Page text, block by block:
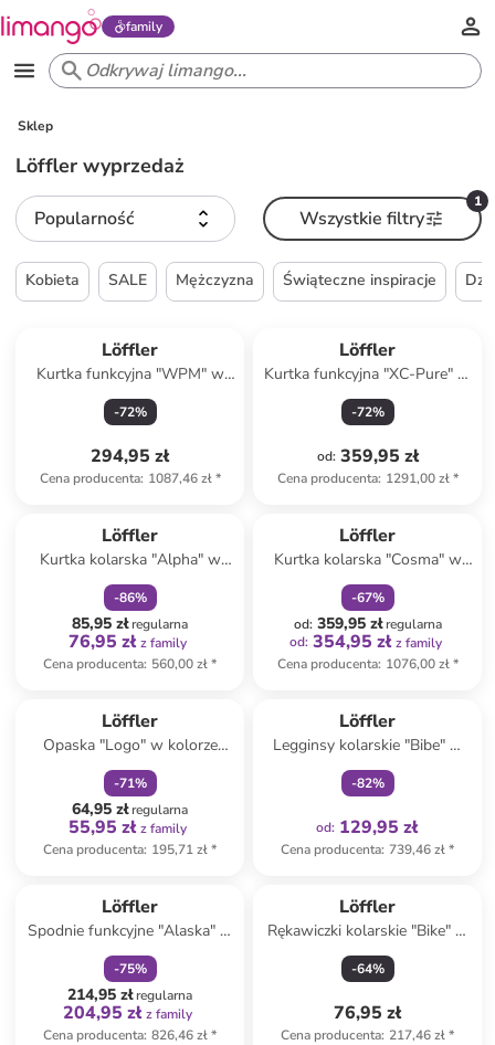
family
Sklep
Löffler wyprzedaż
Popularność
1
Wszystkie filtry
Kobieta SALE Mężczyzna Świąteczne inspiracje
Löffler
Kurtka funkcyjna "WPM" w
kolorze szarym
-72%
294,95 zł
Cena producenta: 1087,46 zł*
Löffler
Kurtka funkcyjna "XC-Pure" w
kolorze turkusowym
-72%
od: 359,95 zł
Cena producenta: 1291,00 zł*
Löffler
Kurtka kolarska "Alpha" w
kolorze czerwonym
-86%
85,95 złregularna
76,95 zł z family
Cena producenta: 560,00 zł*
Löffler
Kurtka kolarska "Cosma" w
kolorze fioletowym
-67%
od: 359,95 złregularna
od: 354,95 zł z family
Cena producenta: 1076,00 zł*
Löffler
Opaska "Logo" w kolorze
czerwonym na czoło
-71%
64,95 złregularna
55,95 zł z family
Cena producenta: 195,71 zł*
Löffler
Legginsy kolarskie "Bibe" w
kolorze czarnym
-82%
od: 129,95 zł
Cena producenta: 739,46 zł*
Löffler
Spodnie funkcyjne "Alaska" w
kolorze czarnym
-75%
214,95 złregularna
204,95 zł z family
Cena producenta: 826,46 zł*
Löffler
Rękawiczki kolarskie "Bike" w
kolorze czarno-szarym
-64%
76,95 zł
Cena producenta: 217,46 zł*